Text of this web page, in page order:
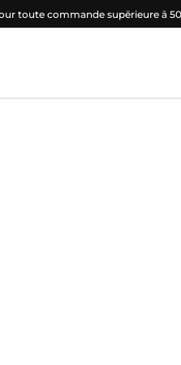
toute commande supērieure ā